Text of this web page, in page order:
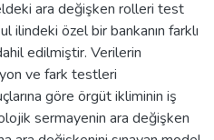
ara değişken rolleri test
ilindeki özel bir bankanın farklı
edilmiştir. Verilerin
ve fark testleri
göre örgüt ikliminin iş
sermayenin ara değişken